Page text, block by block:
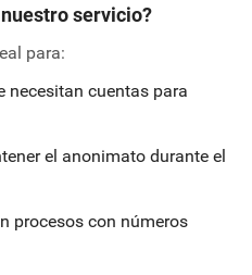
servicio?
para:
necesitan cuentas para
el anonimato durante el
procesos con números